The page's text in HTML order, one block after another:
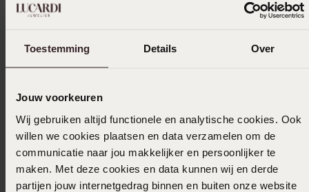
Toestemming Details Over
Jouw voorkeuren
Wij gebruiken altijd functionele en analytische cookies. Ook
willen we cookies plaatsen en data verzamelen om de
communicatie naar jou makkelijker en persoonlijker te
maken. Met deze cookies en data kunnen wij en derde
partijen jouw internetgedrag binnen en buiten onze website
Selecteer maat & bestel
Ook leuk voor jou